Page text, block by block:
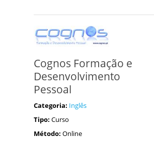
Cognos Formação e
Desenvolvimento
Pessoal
Categoria: Inglês
Tipo: Curso
Método: Online